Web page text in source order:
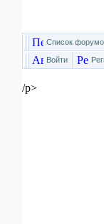
Список
Войти
/p>